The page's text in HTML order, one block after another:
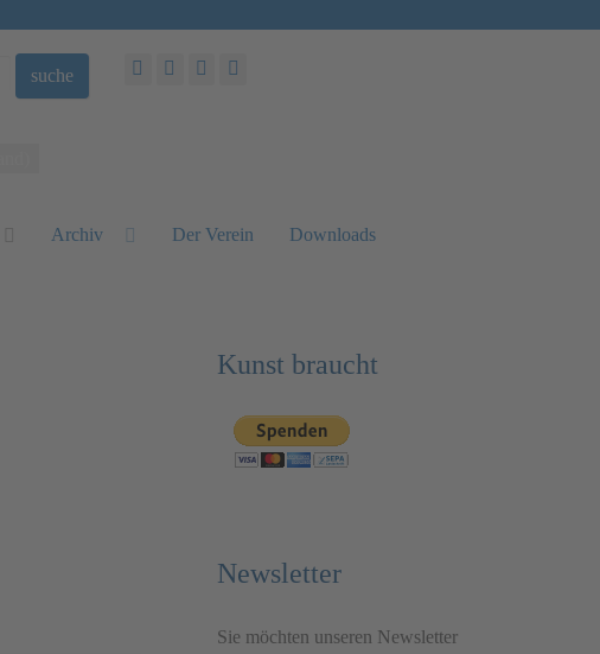
suche
Archiv Der Verein Downloads
Kunst braucht
Newsletter
Sie möchten unseren Newsletter